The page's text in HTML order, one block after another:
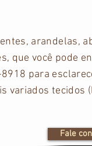
arandelas,
que você pode
para
variados tecidos
Fale